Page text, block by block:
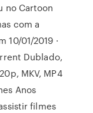
no Cartoon
com a
01/2019 ·
Dublado,
MKV, MP4
Anos
filmes